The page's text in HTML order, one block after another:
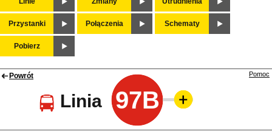
Przystanki Połączenia Schematy
Pobierz
Powrót
Linia 97B
Pomoc